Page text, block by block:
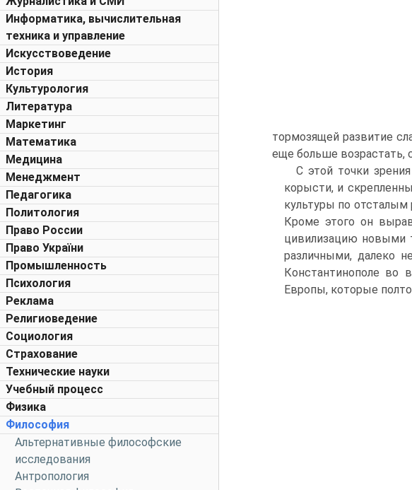
Информатика, вычислительная
техника и управление
Искусствоведение
История
Культурология
Литература
Маркетинг
Математика
Медицина
Менеджмент
Педагогика
Политология
Право России
Право України
Промышленность
Психология
Реклама
Религиоведение
Социология
Страхование
Технические науки
Учебный процесс
Физика
Философия
Альтернативные философские
исследования
Антропология
тормозящей развитие
еще больше возрастать,
С этой точки
корысти, и
культуры по отсталым
Кроме этого он
цивилизацию новыми
различными, далеко
Константинополе во
Европы, которые